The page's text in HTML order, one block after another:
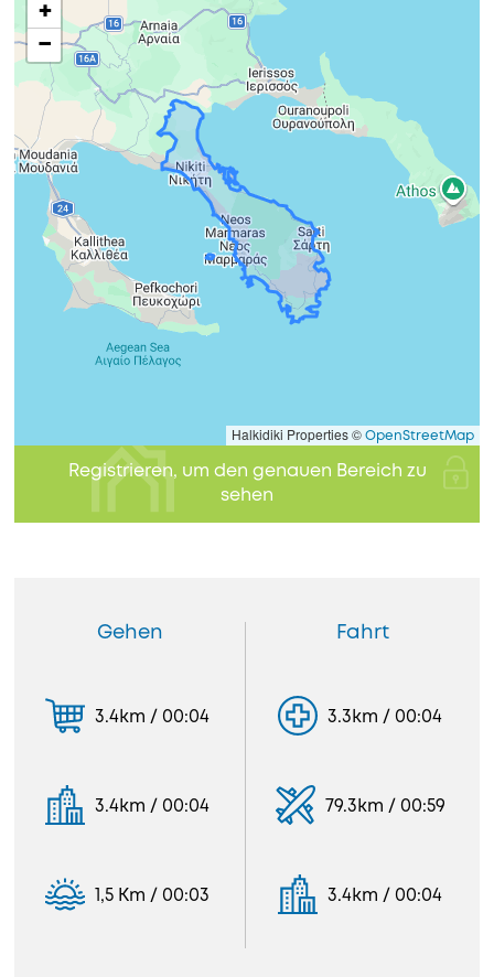
+
−
Halkidiki Properties © OpenStreetMap
Registrieren, um den genauen Bereich zu
sehen
Gehen
3.4km / 00:04
3.4km / 00:04
1,5 Km / 00:03
Fahrt
3.3km / 00:04
79.3km / 00:59
3.4km / 00:04